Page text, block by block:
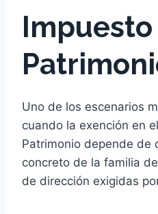
Uno de los escenarios
cuando la exención en
Patrimonio depende de
concreto de la familia
de dirección exigidas